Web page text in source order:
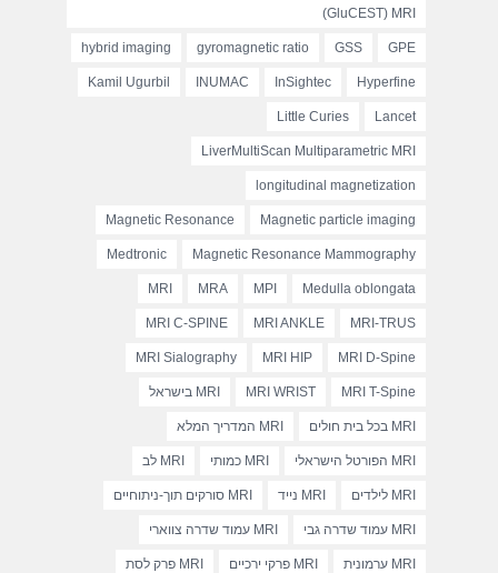
(GluCEST) MRI
GPE
GSS
gyromagnetic ratio
hybrid imaging
Hyperfine
InSightec
INUMAC
Kamil Ugurbil
Lancet
Little Curies
LiverMultiScan Multiparametric MRI
longitudinal magnetization
Magnetic particle imaging
Magnetic Resonance
Magnetic Resonance Mammography
Medtronic
Medulla oblongata
MPI
MRA
MRI
MRI-TRUS
MRI ANKLE
MRI C-SPINE
MRI D-Spine
MRI HIP
MRI Sialography
MRI T-Spine
MRI WRIST MRI בישראל
MRI בכל בית חולים MRI המדריך המלא
MRI הפורטל הישראלי MRI כמותי MRI לב
MRI לילדים MRI נייד MRI סורקים תוך-ניתוחיים
MRI עמוד שדרה גבי MRI עמוד שדרה צווארי
MRI ערמונית MRI פרקי ירכיים MRI פרק לסת